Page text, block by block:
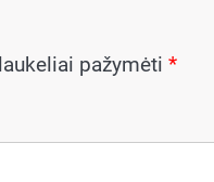
pažymėti *